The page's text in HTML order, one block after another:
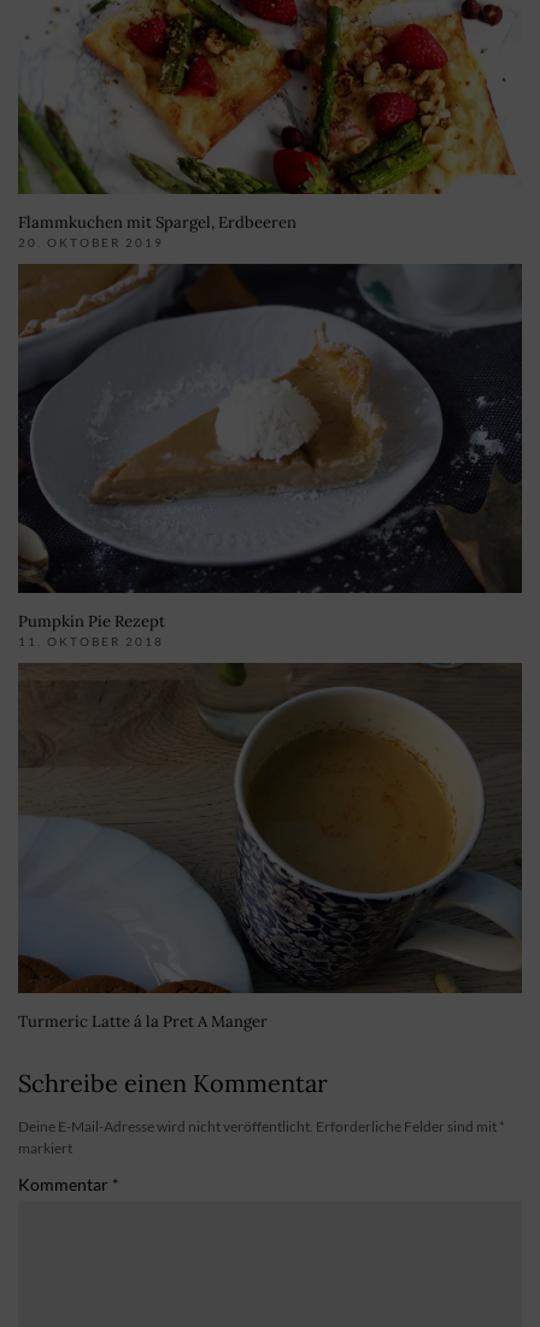
Flammkuchen mit Spargel, Erdbeeren
20. OKTOBER 2019
Pumpkin Pie Rezept
11. OKTOBER 2018
Turmeric Latte á la Pret A Manger
Schreibe einen Kommentar
Deine E-Mail-Adresse wird nicht veröffentlicht. Erforderliche Felder sind mit *
markiert
Kommentar *